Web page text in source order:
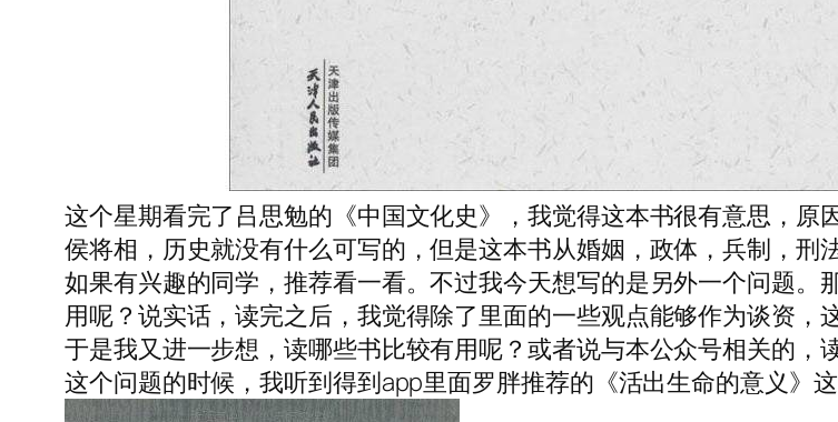
这个星期看完了吕思勉的《中国文化史》，我觉得这本书很有意思，
侯将相，历史就没有什么可写的，但是这本书从婚姻，政体，兵制，刑
如果有兴趣的同学，推荐看一看。不过我今天想写的是另外一个问题
用呢？说实话，读完之后，我觉得除了里面的一些观点能够作为谈资，
于是我又进一步想，读哪些书比较有用呢？或者说与本公众号相关的
这个问题的时候，我听到得到app里面罗胖推荐的《活出生命的意义》